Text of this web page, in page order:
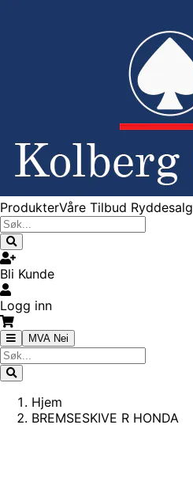
ProdukterVåre Tilbud Ryddesalg
Bli Kunde
Logg inn
MVA Nei
Hjem
BREMSESKIVE R HONDA